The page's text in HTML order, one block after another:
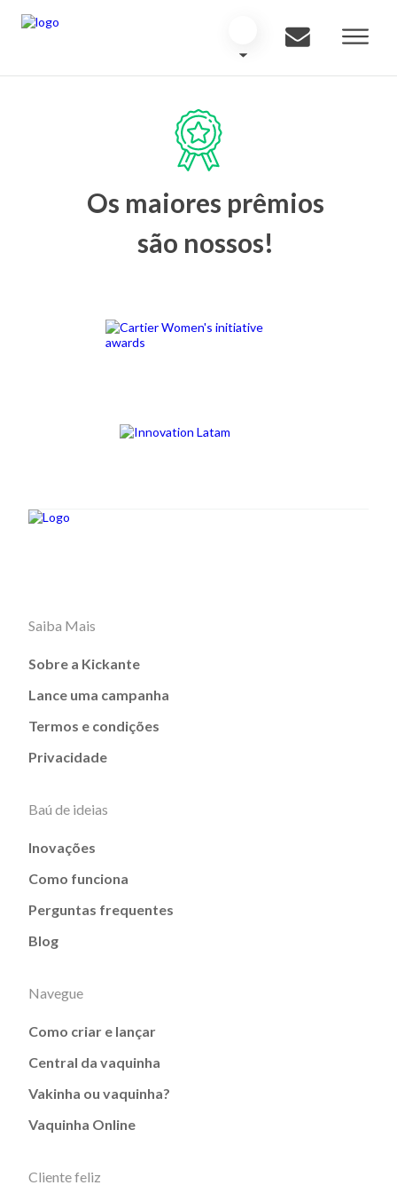
Os maiores prêmios
são nossos!
Saiba Mais
Sobre a Kickante
Lance uma campanha
Termos e condições
Privacidade
Baú de ideias
Inovações
Como funciona
Perguntas frequentes
Blog
Navegue
Como criar e lançar
Central da vaquinha
Vakinha ou vaquinha?
Vaquinha Online
Cliente feliz